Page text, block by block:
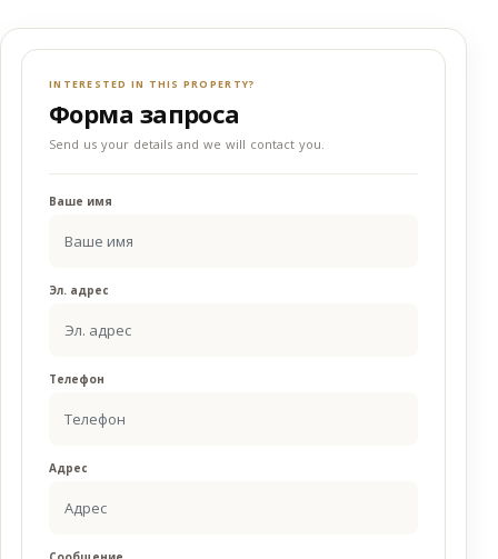
INTERESTED IN THIS PROPERTY?
Форма запроса
Send us your details and we will contact you.
Ваше имя
Эл. адрес
Телефон
Адрес